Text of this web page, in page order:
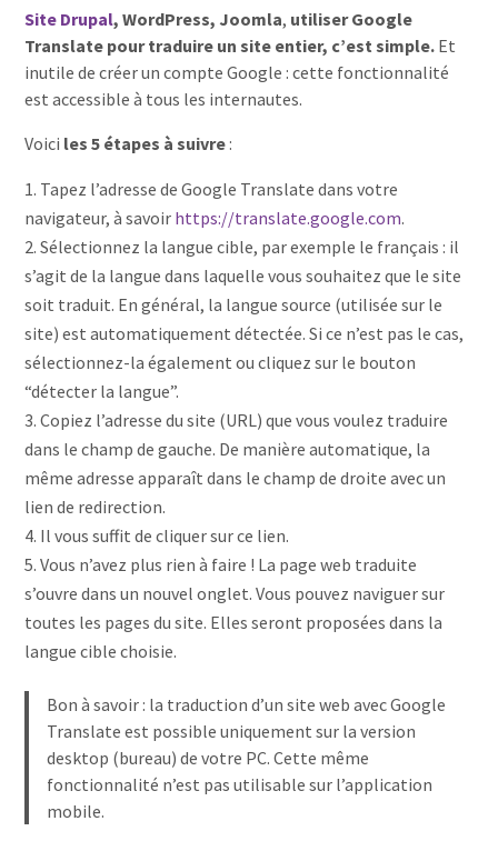
Site Drupal, WordPress, Joomla, utiliser Google
Translate pour traduire un site entier, c’est simple. Et
inutile de créer un compte Google : cette fonctionnalité
est accessible à tous les internautes.
Voici les 5 étapes à suivre :
Tapez l’adresse de Google Translate dans votre
navigateur, à savoir https://translate.google.com.
Sélectionnez la langue cible, par exemple le français : il
s’agit de la langue dans laquelle vous souhaitez que le site
soit traduit. En général, la langue source (utilisée sur le
site) est automatiquement détectée. Si ce n’est pas le cas,
sélectionnez-la également ou cliquez sur le bouton
“détecter la langue”.
Copiez l’adresse du site (URL) que vous voulez traduire
dans le champ de gauche. De manière automatique, la
même adresse apparaît dans le champ de droite avec un
lien de redirection.
Il vous suffit de cliquer sur ce lien.
Vous n’avez plus rien à faire ! La page web traduite
s’ouvre dans un nouvel onglet. Vous pouvez naviguer sur
toutes les pages du site. Elles seront proposées dans la
langue cible choisie.
Bon à savoir : la traduction d’un site web avec Google
Translate est possible uniquement sur la version
desktop (bureau) de votre PC. Cette même
fonctionnalité n’est pas utilisable sur l’application
mobile.